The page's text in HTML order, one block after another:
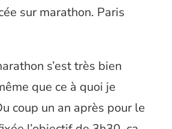
sur marathon. Paris
s’est très bien
que ce à quoi je
coup un an après pour le